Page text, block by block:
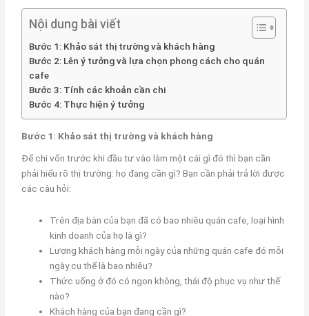
Nội dung bài viết
Bước 1: Khảo sát thị trường và khách hàng
Bước 2: Lên ý tưởng và lựa chọn phong cách cho quán
cafe
Bước 3: Tính các khoản cần chi
Bước 4: Thực hiện ý tưởng
Bước 1: Khảo sát thị trường và khách hàng
Để chi vốn trước khi đầu tư vào làm một cái gì đó thì bạn cần
phải hiểu rõ thị trường: họ đang cần gì? Bạn cần phải trả lời được
các câu hỏi:
Trên địa bàn của bạn đã có bao nhiêu quán cafe, loại hình
kinh doanh của họ là gì?
Lượng khách hàng mỗi ngày của những quán cafe đó mỗi
ngày cụ thể là bao nhiêu?
Thức uống ở đó có ngon không, thái độ phục vụ như thế
nào?
Khách hàng của bạn đang cần gì?